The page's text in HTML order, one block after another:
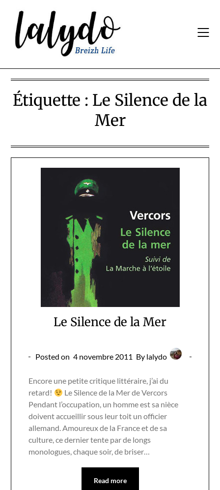
content
Étiquette : Le Silence de la
Mer
Le Silence de la Mer
Posted on 4 novembre 2011 By lalydo
Encore une petite critique littéraire, j’ai du
retard!
Le Silence de la Mer de Vercors
Pendant l’occupation, un homme est sa nièce
doivent accueillir sous leur toit un officier
allemand. Amoureux de la France et de sa
culture, ce dernier tente par de longs
monologues, chaque soir, de briser…
Read more